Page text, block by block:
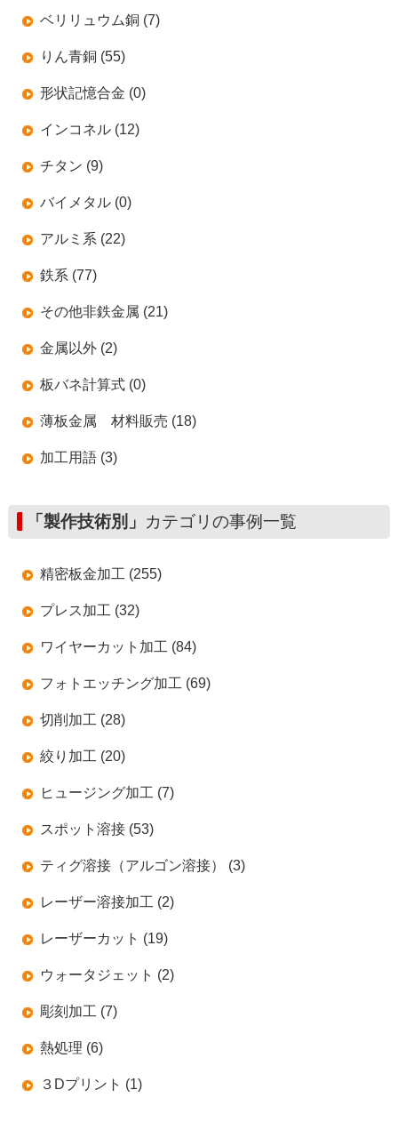
ベリリュウム銅 (7)
りん青銅 (55)
形状記憶合金 (0)
インコネル (12)
チタン (9)
バイメタル (0)
アルミ系 (22)
鉄系 (77)
その他非鉄金属 (21)
金属以外 (2)
板バネ計算式 (0)
薄板金属 材料販売 (18)
加工用語 (3)
「製作技術別」 カテゴリの事例一覧
精密板金加工 (255)
プレス加工 (32)
ワイヤーカット加工 (84)
フォトエッチング加工 (69)
切削加工 (28)
絞り加工 (20)
ヒュージング加工 (7)
スポット溶接 (53)
ティグ溶接（アルゴン溶接） (3)
レーザー溶接加工 (2)
レーザーカット (19)
ウォータジェット (2)
彫刻加工 (7)
熱処理 (6)
３Dプリント (1)